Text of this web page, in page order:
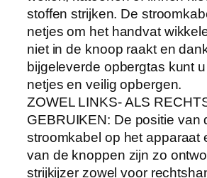
v
u
l
k
a
n
|
M
e
e
stoffen strijken. De
netjes om het handvat
niet in de knoop raakt en
bijgeleverde opbergtas kunt
netjes en veilig opbergen.
ZOWEL LINKS- ALS
GEBRUIKEN: De positie van
stroomkabel op het apparaat
van de knoppen zijn zo
strijkijzer zowel voor